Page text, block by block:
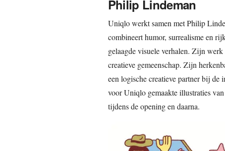
Philip Lindeman
Uniqlo werkt samen met Philip
combineert humor, surrealisme en
gelaagde visuele verhalen. Zijn
creatieve gemeenschap. Zijn
een logische creatieve partner bij
voor Uniqlo gemaakte illustraties
tijdens de opening en daarna.